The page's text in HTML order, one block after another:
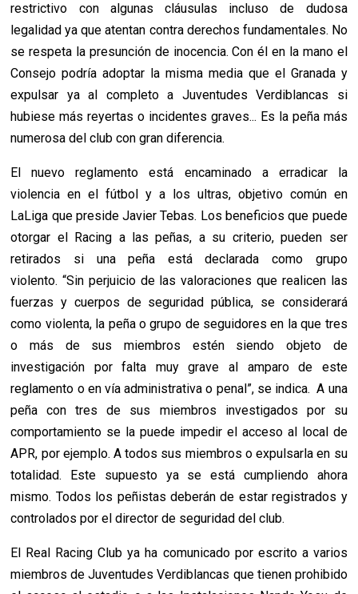
restrictivo con algunas cláusulas incluso de dudosa
legalidad ya que atentan contra derechos fundamentales. No
se respeta la presunción de inocencia. Con él en la mano el
Consejo podría adoptar la misma media que el Granada y
expulsar ya al completo a Juventudes Verdiblancas si
hubiese más reyertas o incidentes graves... Es la peña más
numerosa del club con gran diferencia.
El nuevo reglamento está encaminado a erradicar la
violencia en el fútbol y a los ultras, objetivo común en
LaLiga que preside Javier Tebas. Los beneficios que puede
otorgar el Racing a las peñas, a su criterio, pueden ser
retirados si una peña está declarada como grupo
violento. “Sin perjuicio de las valoraciones que realicen las
fuerzas y cuerpos de seguridad pública, se considerará
como violenta, la peña o grupo de seguidores en la que tres
o más de sus miembros estén siendo objeto de
investigación por falta muy grave al amparo de este
reglamento o en vía administrativa o penal”, se indica. A una
peña con tres de sus miembros investigados por su
comportamiento se la puede impedir el acceso al local de
APR, por ejemplo. A todos sus miembros o expulsarla en su
totalidad. Este supuesto ya se está cumpliendo ahora
mismo. Todos los peñistas deberán de estar registrados y
controlados por el director de seguridad del club.
El Real Racing Club ya ha comunicado por escrito a varios
miembros de Juventudes Verdiblancas que tienen prohibido